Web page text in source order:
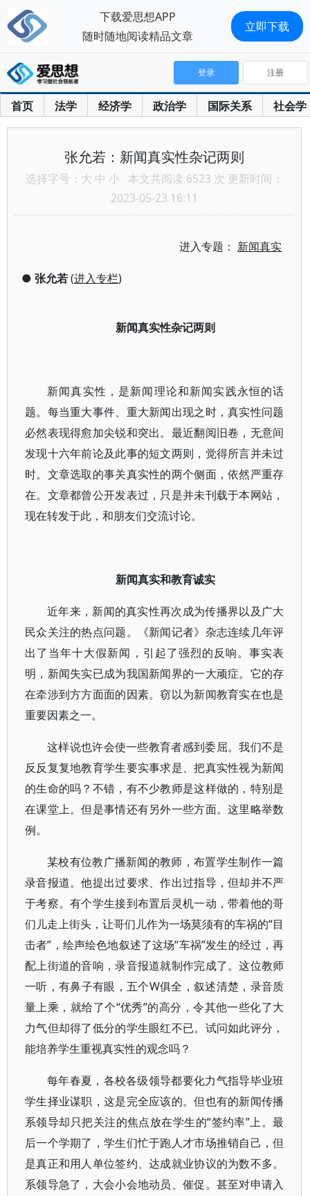
首页 法学 经济学 政治学 国际关系 社会学
登录 注册
张允若：新闻真实性杂记两则
选择字号： 大 中 小 本文共阅读 6523 次 更新时间：
2023-05-23 16:11
进入专题： 新闻真实
● 张允若(进入专栏)
新闻真实性杂记两则
新闻真实性，是新闻理论和新闻实践永恒的话
题。每当重大事件、重大新闻出现之时，真实性问题
必然表现得愈加尖锐和突出。最近翻阅旧卷，无意间
发现十六年前论及此事的短文两则，觉得所言并未过
时。文章选取的事关真实性的两个侧面，依然严重存
在。文章都曾公开发表过，只是并未刊载于本网站，
现在转发于此，和朋友们交流讨论。
新闻真实和教育诚实
近年来，新闻的真实性再次成为传播界以及广大
民众关注的热点问题。《新闻记者》杂志连续几年评
出了当年十大假新闻，引起了强烈的反响。事实表
明，新闻失实已成为我国新闻界的一大顽症。它的存
在牵涉到方方面面的因素。窃以为新闻教育实在也是
重要因素之一。
这样说也许会使一些教育者感到委屈。我们不是
反反复复地教育学生要实事求是、把真实性视为新闻
的生命的吗？不错，有不少教师是这样做的，特别是
在课堂上。但是事情还有另外一些方面。这里略举数
例。
某校有位教广播新闻的教师，布置学生制作一篇
录音报道。他提出过要求、作出过指导，但却并不严
于考察。有个学生接到布置后灵机一动，带着他的哥
们儿走上街头，让哥们儿作为一场莫须有的车祸的“目
击者”，绘声绘色地叙述了这场“车祸”发生的经过，再
配上街道的音响，录音报道就制作完成了。这位教师
一听，有鼻子有眼，五个W俱全，叙述清楚，录音质
量上乘，就给了个“优秀”的高分，令其他一些化了大
力气但却得了低分的学生眼红不已。试问如此评分，
能培养学生重视真实性的观念吗？
每年春夏，各校各级领导都要化力气指导毕业班
学生择业谋职，这是完全应该的。但也有的新闻传播
系领导却只把关注的焦点放在学生的“签约率”上。最
后一个学期了，学生们忙于跑人才市场推销自己，但
是真正和用人单位签约、达成就业协议的为数不多。
系领导急了，大会小会地动员、催促。甚至对申请入
下载爱思想APP
随时随地阅读精品文章
立即下载